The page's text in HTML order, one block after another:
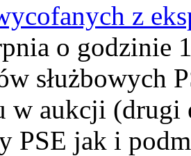
z
o godzinie
służbowych
w aukcji (drugi
PSE jak i